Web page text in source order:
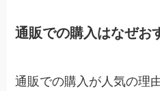
通販での購入はなぜお
通販での購入が人気の理